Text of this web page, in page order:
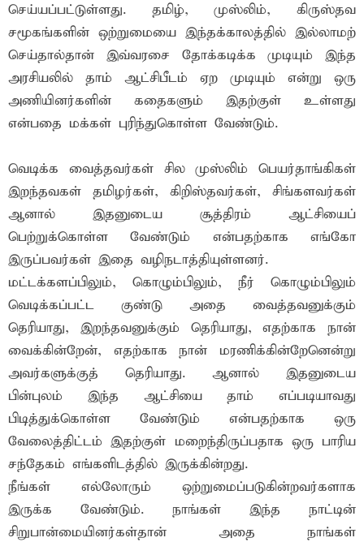
செய்யப்பட்டுள்ளது. தமிழ், முஸ்லிம், கிருஸ்தவ
சமூகங்களின் ஒற்றுமையை இந்தக்காலத்தில் இல்லாமற்
செய்தால்தான் இவ்வரசை தோக்கடிக்க முடியும் இந்த
அரசியலில் தாம் ஆட்சிபீடம் ஏற முடியும் என்று ஒரு
அணியினர்களின் கதைகளும் இதற்குள் உள்ளது
என்பதை மக்கள் புரிந்துகொள்ள வேண்டும்.
வெடிக்க வைத்தவர்கள் சில முஸ்லிம் பெயர்தாங்கிகள்
இறந்தவகள் தமிழர்கள், கிறிஸ்தவர்கள், சிங்களவர்கள்
ஆனால் இதனுடைய சூத்திரம் ஆட்சியைப்
பெற்றுக்கொள்ள வேண்டும் என்பதற்காக எங்கோ
இருப்பவர்கள் இதை வழிநடாத்தியுள்ளனர்.
மட்டக்களப்பிலும், கொழும்பிலும், நீர் கொழும்பிலும்
வெடிக்கப்பட்ட குண்டு அதை வைத்தவனுக்கும்
தெரியாது, இறந்தவனுக்கும் தெரியாது, எதற்காக நான்
வைக்கின்றேன், எதற்காக நான் மரணிக்கின்றேனென்று
அவர்களுக்குத் தெரியாது. ஆனால் இதனுடைய
பின்புலம் இந்த ஆட்சியை தாம் எப்படியாவது
பிடித்துக்கொள்ள வேண்டும் என்பதற்காக ஒரு
வேலைத்திட்டம் இதற்குள் மறைந்திருப்பதாக ஒரு பாரிய
சந்தேகம் எங்களிடத்தில் இருக்கின்றது.
நீங்கள் எல்லோரும் ஒற்றுமைப்படுகின்றவர்களாக
இருக்க வேண்டும். நாங்கள் இந்த நாட்டின்
சிறுபான்மையினர்கள்தான் அதை நாங்கள்